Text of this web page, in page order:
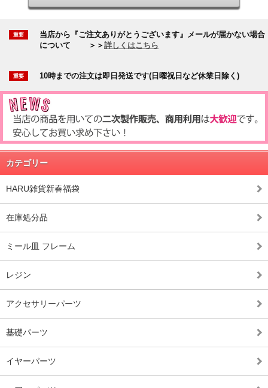
当店から『ご注文ありがとうございます』メールが届かない場合
について
＞＞ 詳しくはこちら
10時までの注文は即日発送です(日曜祝日など休業日除く)
カテゴリー
HARU雑貨新春福袋
在庫処分品
ミール皿 フレーム
レジン
アクセサリーパーツ
基礎パーツ
イヤーパーツ